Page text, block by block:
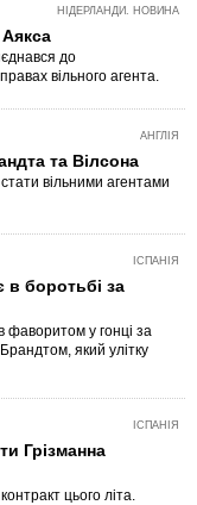
НІДЕРЛАНДИ. НОВИНА
до
вільного агента.
АНГЛІЯ
та Вілсона
вільними агентами
ІСПАНІЯ
в боротьбі за
фаворитом у гонці за
який улітку
ІСПАНІЯ
Грізманна
цього літа.